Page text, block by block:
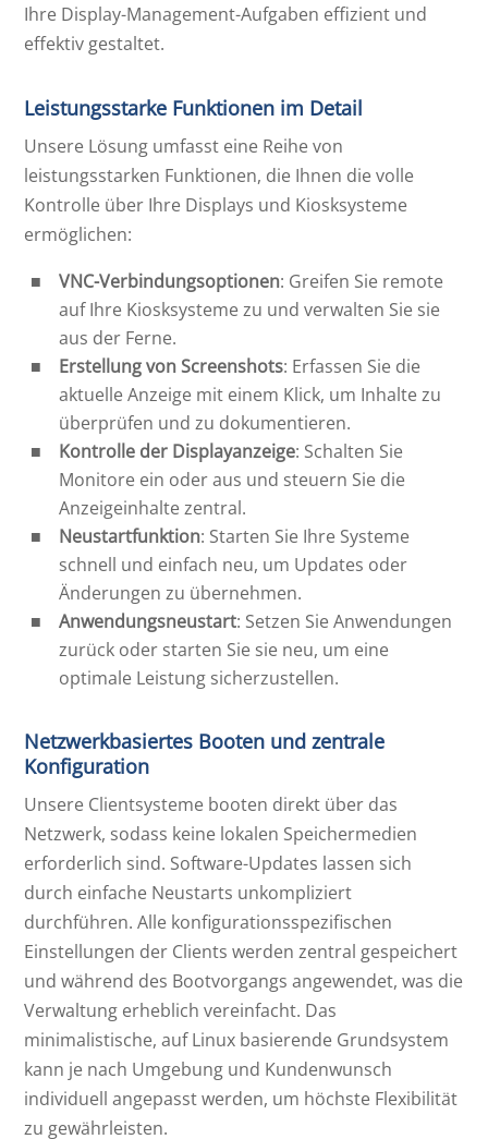
Ihre Display-Management-Aufgaben effizient und
effektiv gestaltet.
Leistungsstarke Funktionen im Detail
Unsere Lösung umfasst eine Reihe von
leistungsstarken Funktionen, die Ihnen die volle
Kontrolle über Ihre Displays und Kiosksysteme
ermöglichen:
VNC-Verbindungsoptionen: Greifen Sie remote
auf Ihre Kiosksysteme zu und verwalten Sie sie
aus der Ferne.
Erstellung von Screenshots: Erfassen Sie die
aktuelle Anzeige mit einem Klick, um Inhalte zu
überprüfen und zu dokumentieren.
Kontrolle der Displayanzeige: Schalten Sie
Monitore ein oder aus und steuern Sie die
Anzeigeinhalte zentral.
Neustartfunktion: Starten Sie Ihre Systeme
schnell und einfach neu, um Updates oder
Änderungen zu übernehmen.
Anwendungsneustart: Setzen Sie Anwendungen
zurück oder starten Sie sie neu, um eine
optimale Leistung sicherzustellen.
Netzwerkbasiertes Booten und zentrale
Konfiguration
Unsere Clientsysteme booten direkt über das
Netzwerk, sodass keine lokalen Speichermedien
erforderlich sind. Software-Updates lassen sich
durch einfache Neustarts unkompliziert
durchführen. Alle konfigurationsspezifischen
Einstellungen der Clients werden zentral gespeichert
und während des Bootvorgangs angewendet, was die
Verwaltung erheblich vereinfacht. Das
minimalistische, auf Linux basierende Grundsystem
kann je nach Umgebung und Kundenwunsch
individuell angepasst werden, um höchste Flexibilität
zu gewährleisten.